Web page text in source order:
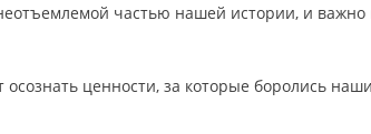
частью нашей истории, и важно
ценности, за которые боролись